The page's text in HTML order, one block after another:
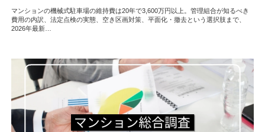
マンションの機械式駐車場の維持費は20年で3,600万円以上。管理組合が知るべき
費用の内訳、法定点検の実態、空き区画対策、平面化・撤去という選択肢まで、
2026年最新…